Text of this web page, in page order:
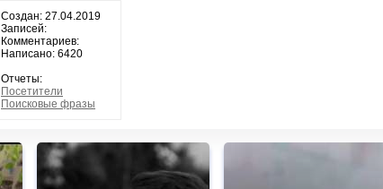
Создан: 27.04.2019
Записей:
Комментариев:
Написано: 6420
Отчеты:
Посетители
Поисковые фразы